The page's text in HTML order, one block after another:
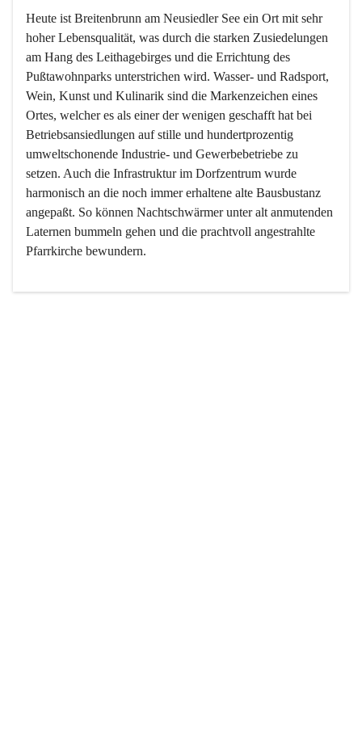
Heute ist Breitenbrunn am Neusiedler See ein Ort mit sehr
hoher Lebensqualität, was durch die starken Zusiedelungen
am Hang des Leithagebirges und die Errichtung des
Pußtawohnparks unterstrichen wird. Wasser- und Radsport,
Wein, Kunst und Kulinarik sind die Markenzeichen eines
Ortes, welcher es als einer der wenigen geschafft hat bei
Betriebsansiedlungen auf stille und hundertprozentig
umweltschonende Industrie- und Gewerbebetriebe zu
setzen. Auch die Infrastruktur im Dorfzentrum wurde
harmonisch an die noch immer erhaltene alte Bausbustanz
angepaßt. So können Nachtschwärmer unter alt anmutenden
Laternen bummeln gehen und die prachtvoll angestrahlte
Pfarrkirche bewundern.
Der Weinbau dominert heute nicht mehr, ist aber integrativer